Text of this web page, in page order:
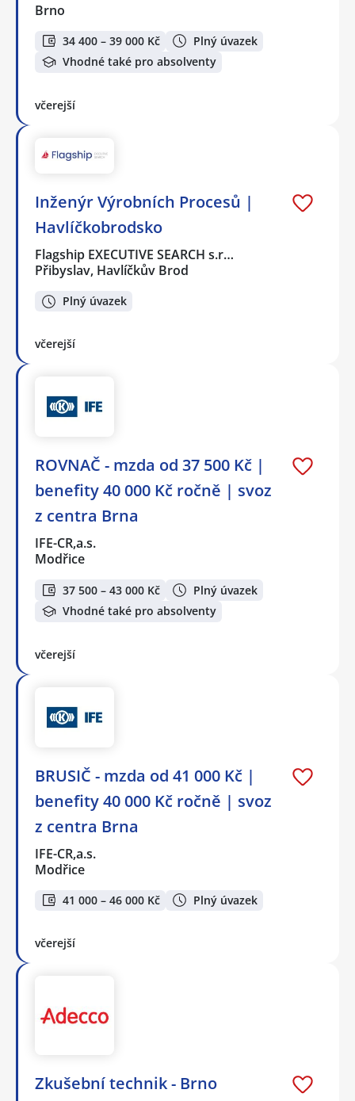
Brno
34 400 – 39 000 Kč
Plný úvazek
Vhodné také pro absolventy
včerejší
Inženýr Výrobních Procesů |
Havlíčkobrodsko
Flagship EXECUTIVE SEARCH s.r…
Přibyslav, Havlíčkův Brod
Plný úvazek
včerejší
ROVNAČ - mzda od 37 500 Kč |
benefity 40 000 Kč ročně | svoz
z centra Brna
IFE-CR,a.s.
Modřice
37 500 – 43 000 Kč
Plný úvazek
Vhodné také pro absolventy
včerejší
BRUSIČ - mzda od 41 000 Kč |
benefity 40 000 Kč ročně | svoz
z centra Brna
IFE-CR,a.s.
Modřice
41 000 – 46 000 Kč Plný úvazek
včerejší
Zkušební technik - Brno